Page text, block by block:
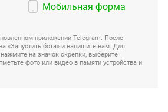
Мобильная форма
приложении Telegram. После
«Запустить бота» и напишите нам. Для
на значок скрепки, выберите
фото или видео в памяти устройства и